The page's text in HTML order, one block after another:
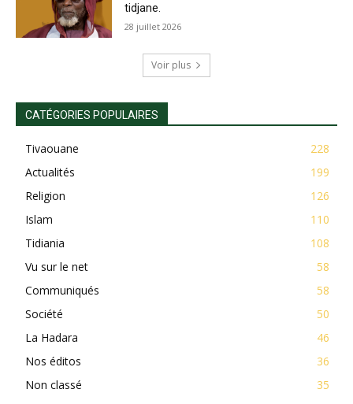
tidjane.
28 juillet 2026
Voir plus
CATÉGORIES POPULAIRES
Tivaouane
228
Actualités
199
Religion
126
Islam
110
Tidiania
108
Vu sur le net
58
Communiqués
58
Société
50
La Hadara
46
Nos éditos
36
Non classé
35